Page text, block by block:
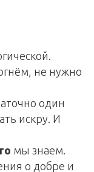
не нужно
один
искру. И
мы знаем.
о добре и